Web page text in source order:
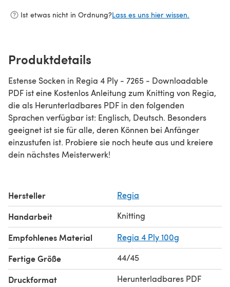
Ist etwas nicht in Ordnung?Lass es uns hier wissen.
Produktdetails
Estense Socken in Regia 4 Ply - 7265 - Downloadable
PDF ist eine Kostenlos Anleitung zum Knitting von Regia,
die als Herunterladbares PDF in den folgenden
Sprachen verfügbar ist: Englisch, Deutsch. Besonders
geeignet ist sie für alle, deren Können bei Anfänger
einzustufen ist. Probiere sie noch heute aus und kreiere
dein nächstes Meisterwerk!
Hersteller Regia
Handarbeit Knitting
Empfohlenes Material Regia 4 Ply 100g
Fertige Größe 44/45
Druckformat Herunterladbares PDF